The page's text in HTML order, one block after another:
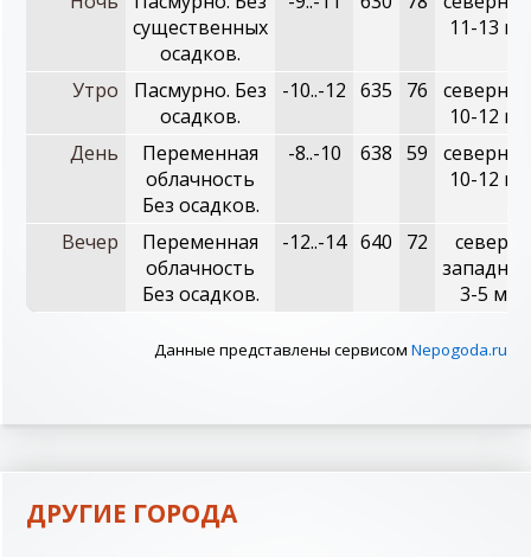
существенных
осадков.
11-13 м/
Утро
Пасмурно. Без
осадков.
-10..-12 635 76
10-12 м/
День
Переменная
облачность
Без осадков.
-8..-10 638 59
10-12 м/
Вечер
Переменная
облачность
Без осадков.
-12..-14 640 72
северо-
3-5 м/с
Данные представлены сервисом Nepogoda.ru
ДРУГИЕ ГОРОДА